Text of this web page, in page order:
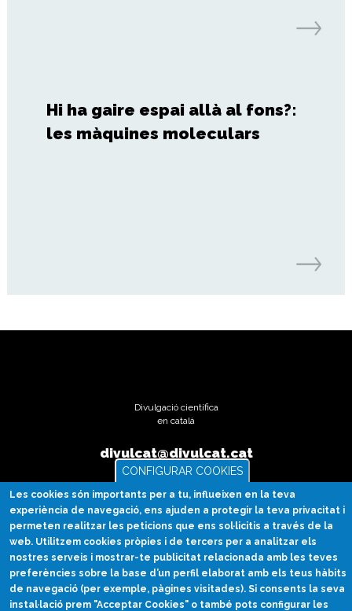
Hi ha gaire espai allà al fons?:
les màquines moleculars
Divulgació científica
en català
divulcat@divulcat.cat
(+34) 934 120 030
Què és Divulcat?
Avís legal
Inicia sessió
CONFIGURAR COOKIES
Les cookies són importants per a tu, influeixen en la teva
experiència de navegació, ens ajuden a protegir la teva privacitat i
permeten realitzar les peticions que ens sol·licitis a través de la
web. Utilitzem cookies pròpies i de tercers per a analitzar els
nostres serveis i mostrar-te publicitat relacionada amb les teves
preferències sobre la base d’un perfil elaborat amb els teus hàbits
de navegació (per exemple, pàgines visitades). Si consents la seva
instal·lació prem "Acceptar Cookies" o també pots configurar les